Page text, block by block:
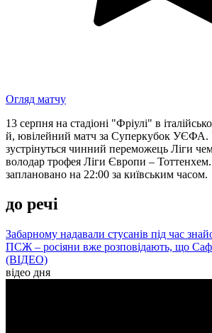
Огляд матчу
13 серпня на стадіоні "Фріулі" в
й, ювілейний матч за Суперкубок УЄФА.
зустрінуться чинний переможець Ліги
володар трофея Ліги Європи – Тоттенхем.
заплановано на 22:00 за київським часом.
до речі
Забарному надавали стусанів під час
ПСЖ – росіяни вже розповідають, що
(ВІДЕО)
відео дня